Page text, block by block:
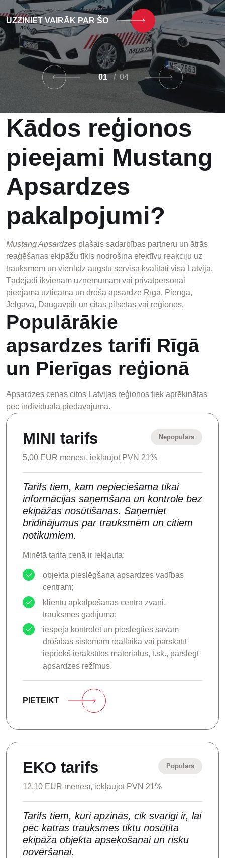
01
UZZINIET VAIRĀK PAR ŠO
UZZINIET VAIRĀK PAR ŠO
UZZINIET VAIRĀK PAR ŠO
UZZINIET VAIRĀK PAR ŠO
/ 04
Kādos reģionos
pieejami Mustang
Apsardzes
pakalpojumi?
Mustang Apsardzes plašais sadarbības partneru un ātrās
reaģēšanas ekipāžu tīkls nodrošina efektīvu reakciju uz
trauksmēm un vienlīdz augstu servisa kvalitāti visā Latvijā.
Tādējādi ikvienam uzņēmumam vai privātpersonai
pieejama uzticama un droša apsardze Rīgā, Pierīgā,
Jelgavā, Daugavpilīun citās pilsētās vai reģionos.
Populārākie
apsardzes tarifi Rīgā
un Pierīgas reģionā
Apsardzes cenas citos Latvijas reģionos tiek aprēķinātas
pēc individuāla piedāvājuma.
MINI tarifs Nepopulārs
5,00 EUR mēnesī, iekļaujot PVN 21%
Tarifs tiem, kam nepieciešama tikai
informācijas saņemšana un kontrole bez
ekipāžas nosūtīšanas. Saņemiet
brīdinājumus par trauksmēm un citiem
notikumiem.
Minētā tarifa cenā ir iekļauta:
objekta pieslēgšana apsardzes vadības
centram;
klientu apkalpošanas centra zvani,
trauksmes gadījumā;
iespēja kontrolēt un pieslēgties savām
drošības sistēmām reāllaikā vai pārskatīt
iepriekš ierakstītos materiālus, t.sk., pārslēgt
apsardzes režīmus.
PIETEIKT
EKO tarifs Populārs
12,10 EUR mēnesī, iekļaujot PVN 21%
Tarifs tiem, kuri apzinās, cik svarīgi ir, lai
pēc katras trauksmes tiktu nosūtīta
ekipāža objekta apsekošanai un risku
novēršanai.